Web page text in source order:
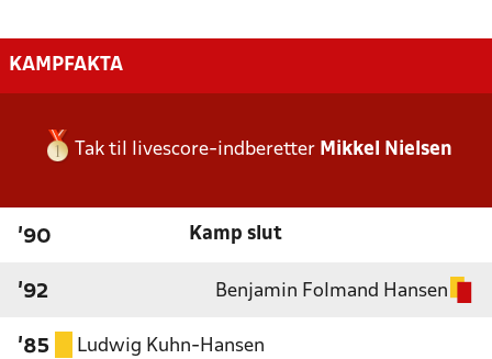
KAMPFAKTA
Tak til livescore-indberetter Mikkel Nielsen
'90 Kamp slut
'92 Benjamin Folmand Hansen
'85 Ludwig Kuhn-Hansen